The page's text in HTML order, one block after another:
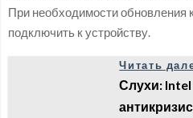
При необходимости обновления
подключить к устройству.
Читать
Слухи: Intel